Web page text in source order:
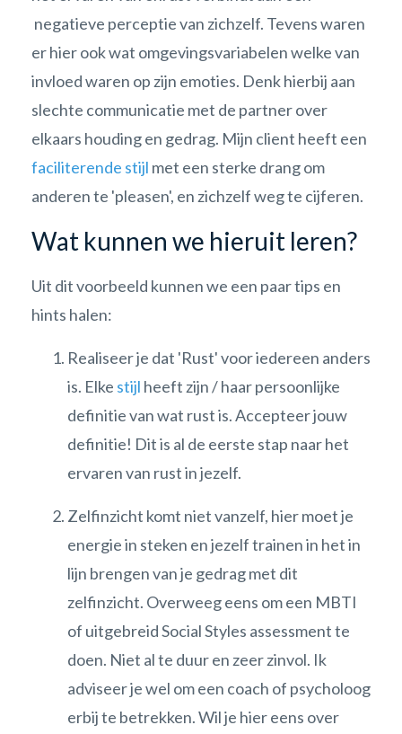
negatieve perceptie van zichzelf. Tevens waren
er hier ook wat omgevingsvariabelen welke van
invloed waren op zijn emoties. Denk hierbij aan
slechte communicatie met de partner over
elkaars houding en gedrag. Mijn client heeft een
faciliterende stijl met een sterke drang om
anderen te 'pleasen', en zichzelf weg te cijferen.
Wat kunnen we hieruit leren?
Uit dit voorbeeld kunnen we een paar tips en
hints halen:
Realiseer je dat 'Rust' voor iedereen anders
is. Elke stijl heeft zijn / haar persoonlijke
definitie van wat rust is. Accepteer jouw
definitie! Dit is al de eerste stap naar het
ervaren van rust in jezelf.
Zelfinzicht komt niet vanzelf, hier moet je
energie in steken en jezelf trainen in het in
lijn brengen van je gedrag met dit
zelfinzicht. Overweeg eens om een MBTI
of uitgebreid Social Styles assessment te
doen. Niet al te duur en zeer zinvol. Ik
adviseer je wel om een coach of psycholoog
erbij te betrekken. Wil je hier eens over